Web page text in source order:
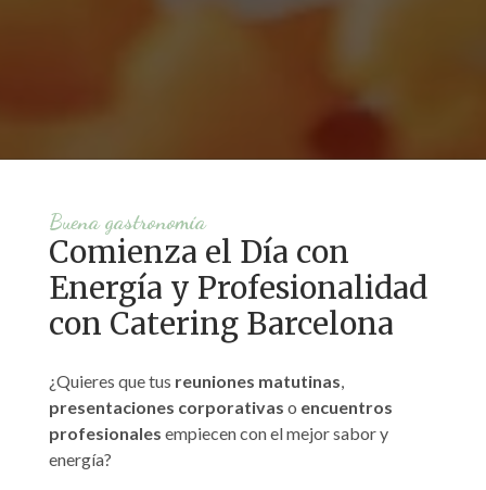
Buena gastronomía
Comienza el Día con
Energía y Profesionalidad
con Catering Barcelona
¿Quieres que tus reuniones matutinas,
presentaciones corporativas o encuentros
profesionales empiecen con el mejor sabor y
energía?